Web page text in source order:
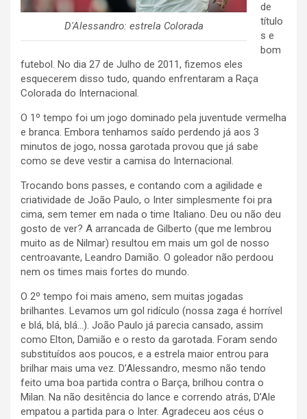
D'Alessandro: estrela Colorada
de
título
s e
bom
futebol. No dia 27 de Julho de 2011, fizemos eles
esquecerem disso tudo, quando enfrentaram a Raça
Colorada do Internacional.
O 1º tempo foi um jogo dominado pela juventude vermelha
e branca. Embora tenhamos saído perdendo já aos 3
minutos de jogo, nossa garotada provou que já sabe
como se deve vestir a camisa do Internacional.
Trocando bons passes, e contando com a agilidade e
criatividade de João Paulo, o Inter simplesmente foi pra
cima, sem temer em nada o time Italiano. Deu ou não deu
gosto de ver? A arrancada de Gilberto (que me lembrou
muito as de Nilmar) resultou em mais um gol de nosso
centroavante, Leandro Damião. O goleador não perdoou
nem os times mais fortes do mundo.
O 2º tempo foi mais ameno, sem muitas jogadas
brilhantes. Levamos um gol ridículo (nossa zaga é horrível
e blá, blá, blá…). João Paulo já parecia cansado, assim
como Elton, Damião e o resto da garotada. Foram sendo
substituídos aos poucos, e a estrela maior entrou para
brilhar mais uma vez. D’Alessandro, mesmo não tendo
feito uma boa partida contra o Barça, brilhou contra o
Milan. Na não desitência do lance e correndo atrás, D’Ale
empatou a partida para o Inter. Agradeceu aos céus o